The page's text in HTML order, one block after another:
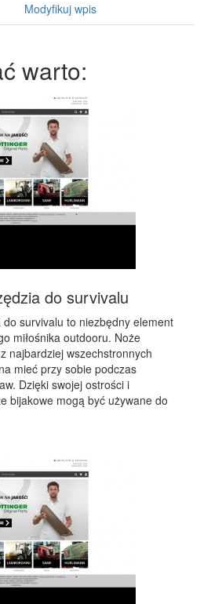
Modyfikuj wpis
warto:
do survivalu
survivalu to niezbędny element
miłośnika outdooru. Noże
najbardziej wszechstronnych
mieć przy sobie podczas
Dzięki swojej ostrości i
bijakowe mogą być używane do